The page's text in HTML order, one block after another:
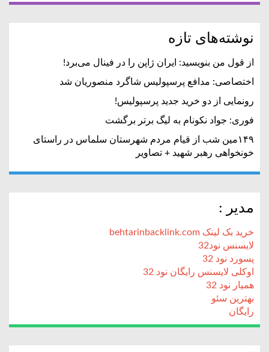
نوشته‌های تازه
از قول من بنویسید: ایران ژاپن را در فینال می‌برد!
اختصاصی: مدافع پرسپولیس شاگرد منصوریان شد
رونمایی از دو خرید جدید پرسپولیس!
فوری: جواد نکونام به لیگ برتر برگشت
۱۴۹مین شب از قیام مردم شهرستان سلماس در راستای
خونخواهی رهبر شهید + تصاویر
مدیر :
خرید بک لینک behtarinbacklink.com
لایسنس نود32
پسورد نود 32
اوکلی لایسنس رایگان نود 32
همیار نود 32
بهترین سئو
رایگان